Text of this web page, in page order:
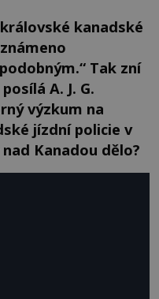
kanadské
Tak zní
A. J. G.
výzkum na
jízdní policie v
Kanadou dělo?